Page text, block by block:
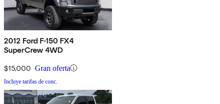
2012 Ford F-150 FX4
SuperCrew 4WD
$15,000 Gran oferta
Incluye tarifas de conc.